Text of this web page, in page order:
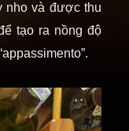
nho và được thu
tạo ra nồng độ